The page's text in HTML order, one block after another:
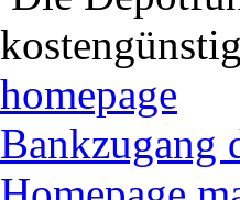
homepage
Bankzugang